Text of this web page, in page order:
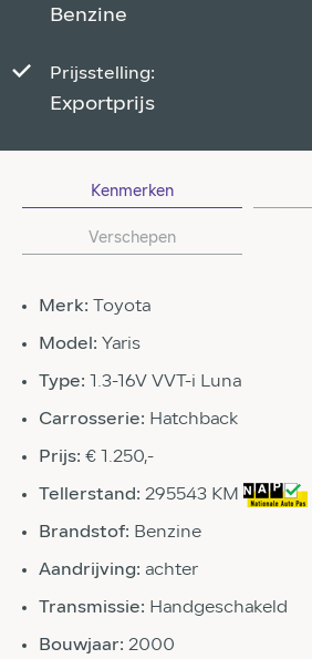
Benzine
Prijsstelling:
Exportprijs
Kenmerken
Verschepen
Merk: Toyota
Model: Yaris
Type: 1.3-16V VVT-i Luna
Carrosserie: Hatchback
Prijs: € 1.250,-
Tellerstand: 295543 KM
Brandstof: Benzine
Aandrijving: achter
Transmissie: Handgeschakeld
Bouwjaar: 2000